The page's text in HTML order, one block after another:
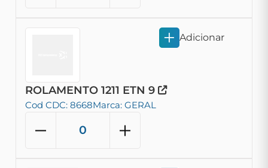
ROLAMENTO 1211 ETN 9
Cod CDC: 8668Marca: GERAL
Adicionar